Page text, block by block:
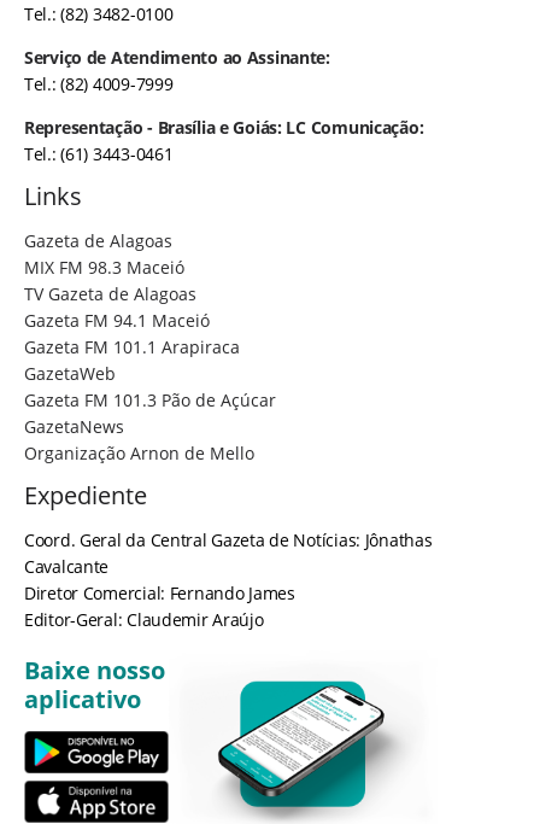
Tel.: (82) 3482-0100
Serviço de Atendimento ao Assinante:
Tel.: (82) 4009-7999
Representação - Brasília e Goiás: LC Comunicação:
Tel.: (61) 3443-0461
Links
Gazeta de Alagoas
MIX FM 98.3 Maceió
TV Gazeta de Alagoas
Gazeta FM 94.1 Maceió
Gazeta FM 101.1 Arapiraca
GazetaWeb
Gazeta FM 101.3 Pão de Açúcar
GazetaNews
Organização Arnon de Mello
Expediente
Coord. Geral da Central Gazeta de Notícias: Jônathas
Cavalcante
Diretor Comercial: Fernando James
Editor-Geral: Claudemir Araújo
Baixe nosso
aplicativo